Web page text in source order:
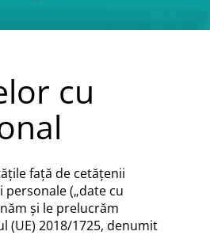
cu
față de cetățenii
(„date cu
și le prelucrăm
(UE) 2018/1725, denumit